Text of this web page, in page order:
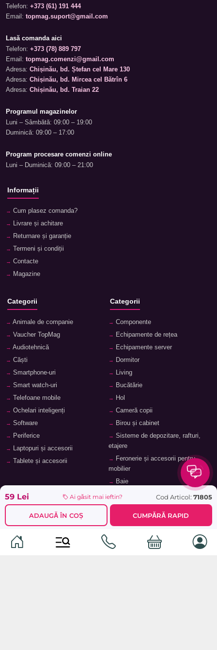
59 Lei Ai găsit mai ieftin? Cod Articol: 71805
ADAUGĂ ÎN COȘ CUMPĂRĂ RAPID
Telefon: +373 (61) 191 444
Email: topmag.suport@gmail.com
Lasă comanda aici
Telefon: +373 (78) 889 797
Email: topmag.comenzi@gmail.com
Adresa: Chișinău, bd. Ștefan cel Mare 130
Adresa: Chișinău, bd. Mircea cel Bătrîn 6
Adresa: Chișinău, bd. Traian 22
Programul magazinelor
Luni – Sâmbătă: 09:00 – 19:00
Duminică: 09:00 – 17:00
Program procesare comenzi online
Luni – Duminică: 09:00 – 21:00
Informații
Cum plasez comanda?
Livrare și achitare
Returnare și garanție
Termeni și condiții
Contacte
Magazine
Categorii
Animale de companie
Vaucher TopMag
Audiotehnică
Căști
Smartphone-uri
Smart watch-uri
Telefoane mobile
Ochelari inteligenți
Software
Periferice
Laptopuri și accesorii
Tablete și accesorii
Categorii
Componente
Echipamente de rețea
Echipamente server
Dormitor
Living
Bucătărie
Hol
Cameră copii
Birou și cabinet
Sisteme de depozitare, rafturi,
etajere
Feronerie și accesorii pentru
mobilier
Baie